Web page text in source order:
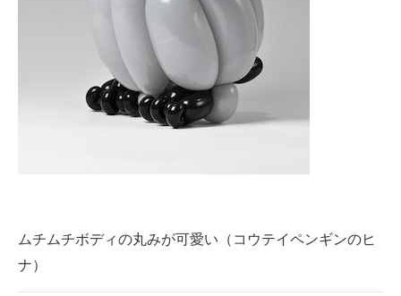
ムチムチボディの丸みが可愛い（コウテイペンギンのヒ
ナ）